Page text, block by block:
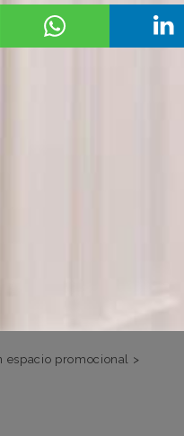
espacio promocional >